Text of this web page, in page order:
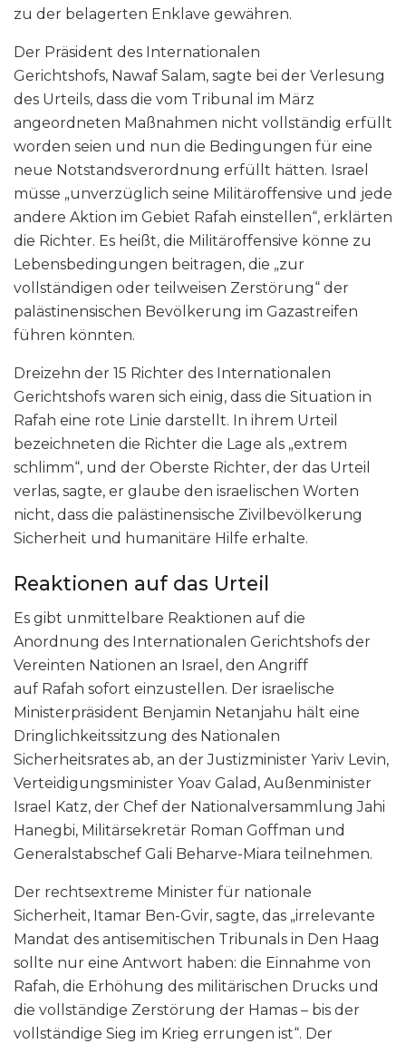
zu der belagerten Enklave gewähren.
Der Präsident des Internationalen
Gerichtshofs, Nawaf Salam, sagte bei der Verlesung
des Urteils, dass die vom Tribunal im März
angeordneten Maßnahmen nicht vollständig erfüllt
worden seien und nun die Bedingungen für eine
neue Notstandsverordnung erfüllt hätten. Israel
müsse „unverzüglich seine Militäroffensive und jede
andere Aktion im Gebiet Rafah einstellen“, erklärten
die Richter. Es heißt, die Militäroffensive könne zu
Lebensbedingungen beitragen, die „zur
vollständigen oder teilweisen Zerstörung“ der
palästinensischen Bevölkerung im Gazastreifen
führen könnten.
Dreizehn der 15 Richter des Internationalen
Gerichtshofs waren sich einig, dass die Situation in
Rafah eine rote Linie darstellt. In ihrem Urteil
bezeichneten die Richter die Lage als „extrem
schlimm“, und der Oberste Richter, der das Urteil
verlas, sagte, er glaube den israelischen Worten
nicht, dass die palästinensische Zivilbevölkerung
Sicherheit und humanitäre Hilfe erhalte.
Reaktionen auf das Urteil
Es gibt unmittelbare Reaktionen auf die
Anordnung des Internationalen Gerichtshofs der
Vereinten Nationen an Israel, den Angriff
auf Rafah sofort einzustellen. Der israelische
Ministerpräsident Benjamin Netanjahu hält eine
Dringlichkeitssitzung des Nationalen
Sicherheitsrates ab, an der Justizminister Yariv Levin,
Verteidigungsminister Yoav Galad, Außenminister
Israel Katz, der Chef der Nationalversammlung Jahi
Hanegbi, Militärsekretär Roman Goffman und
Generalstabschef Gali Beharve-Miara teilnehmen.
Der rechtsextreme Minister für nationale
Sicherheit, Itamar Ben-Gvir, sagte, das „irrelevante
Mandat des antisemitischen Tribunals in Den Haag
sollte nur eine Antwort haben: die Einnahme von
Rafah, die Erhöhung des militärischen Drucks und
die vollständige Zerstörung der Hamas – bis der
vollständige Sieg im Krieg errungen ist“. Der